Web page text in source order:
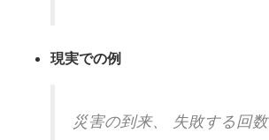
現実での例
災害の到来、 失敗する回数